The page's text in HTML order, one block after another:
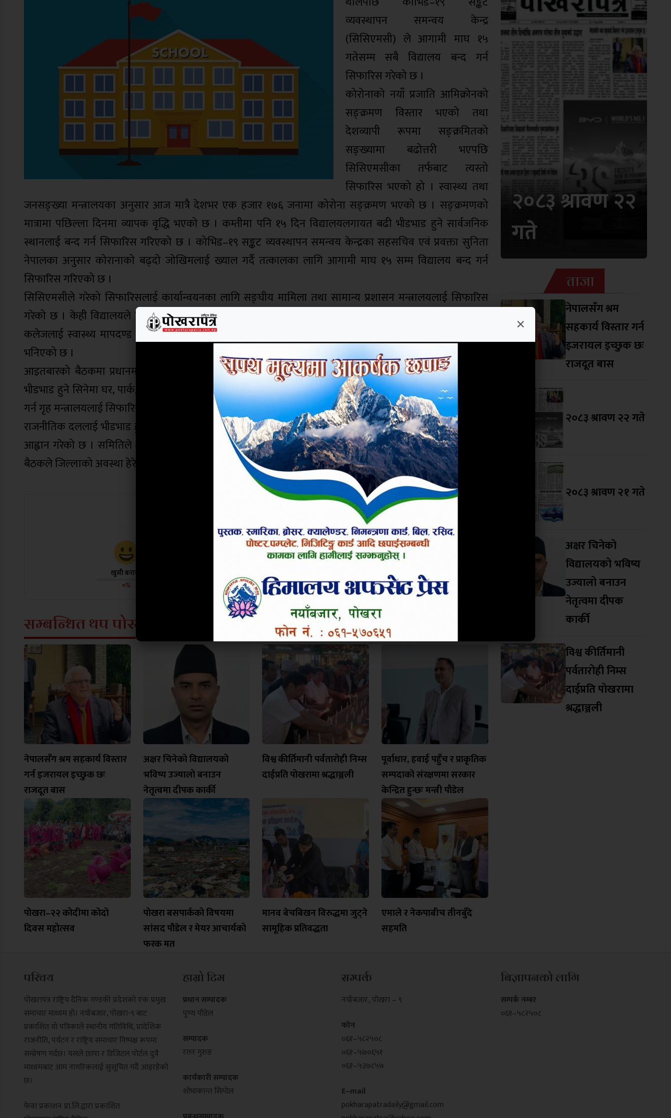
व्यवस्थापन समन्वय केन्द्र
(सिसिएमसी) ले आगामी माघ १५
गतेसम्म सबै विद्यालय बन्द गर्न
सिफारिस गरेको छ ।
कोरोनाको नयाँ प्रजाति आमिक्रोनको
सङ्क्रमण विस्तार भएको तथा
देशव्यापी रूपमा सङ्क्रमितको
सङ्ख्यामा बढोत्तरी भएपछि
सिसिएमसीका तर्फबाट त्यस्तो
सिफारिस भएको हो । स्वास्थ्य तथा
जनसङ्ख्या मन्त्रालयका अनुसार आज मात्रै देशभर एक हजार १७६ जनामा कोरोना सङ्क्रमण भएको छ । सङ्क्रमणको
मात्रामा पछिल्ला दिनमा व्यापक वृद्धि भएको छ । कम्तीमा पनि १५ दिन विद्यालयलगायत बढी भीडभाड हुने सार्वजनिक
स्थानलाई बन्द गर्न सिफारिस गरिएको छ । कोभिड–१९ सङ्कट व्यवस्थापन समन्वय केन्द्रका सहसचिव एवं प्रवक्ता सुनिता
नेपालका अनुसार कोरानाको बढ्दो जोखिमलाई ख्याल गर्दै तत्कालका लागि आगामी माघ १५ सम्म विद्यालय बन्द गर्न
सिफारिस गरिएको छ ।
सिसिएमसीले गरेको सिफारिसलाई कार्यान्वयनका लागि सङ्घीय मामिला तथा सामान्य प्रशासन मन्त्रालयलाई सिफारिस
गरेको छ । केही विद्यालयले हिउँदे बिदा गरेका छन् । केही विद्यालय तथा कलेजमा परीक्षा जारी छ । परीक्षा जारी रहेका
कलेजलाई स्वास्थ्य मापदण्ड अपनाउन भनिएको छ । हिउँदे बिदा गरेका विद्यालयलाई भने आगामी माघ १५ सम्म लैजान
भनिएको छ ।
आइतबारको बैठकमा प्रधानमन्त्री तथा मन्त्रिपरिषद् कार्यालयका राज्यमन्त्री उमेश श्रेष्ठको उपस्थिति थियो । बैठकले बढी
भीडभाड हुने सिनेमा घर, पार्क, सार्वजनिक स्थानमा जाँदा अनिवार्यरूपमा खोप लगाएको प्रमाणपत्र देखाउनुपर्ने व्यवस्था लागू
गर्न गृह मन्त्रालयलाई सिफारिस गरेको छ ।
राजनीतिक दललाई भीडभाड हुने कुनै पनि भेला तथा समारोहको आयोजना नगर्न र महोत्सवलगायत कार्यक्रम नगर्न बैठकले
आह्वान गरेको छ । समितिले २५ जनाभन्दा बढी सहभागी हुने गरी कुनै पनि कार्यक्रमको आयोजना नगर्न आग्रह गरेको छ ।
बैठकले जिल्लाको अवस्था हेरे थप कदम चाल्ने जिम्मा प्रमुख जिल्ला अधिकारीलाई दिएको छ ।
यो खबर पढेर तपाईलाई कस्तो लाग्यो ?
खुसी बनायो
०% ०% ०%
आक्रोशित बनायो
०%
सम्बन्धित थप पोस्टहरू
नेपालसँग श्रम सहकार्य विस्तार
गर्न इजरायल इच्छुक छः
राजदूत बास
अक्षर चिनेको विद्यालयको
भविष्य उज्यालो बनाउन
नेतृत्वमा दीपक कार्की
विश्व कीर्तिमानी पर्वतारोही निम्स
दाईप्रति पोखरामा श्रद्धाञ्जली
पूर्वाधार, हवाई पहुँच र प्राकृतिक
सम्पदाको संरक्षणमा सरकार
केन्द्रित हुन्छः मन्त्री पौडेल
पोखरा–२२ कोदीमा कोदो
दिवस महोत्सव
पोखरा बसपार्कको विषयमा
सांसद पौडेल र मेयर आचार्यको
फरक मत
मानव बेचबिखन विरुद्धमा जुट्ने
सामूहिक प्रतिवद्धता
एमाले र नेकपाबीच तीनबुँदे
सहमति
२०८३ श्रावण २२
गते
ताजा
नेपालसँग श्रम
सहकार्य विस्तार गर्न
इजरायल इच्छुक छः
राजदूत बास
२०८३ श्रावण २२ गते
२०८३ श्रावण २१ गते
अक्षर चिनेको
विद्यालयको भविष्य
उज्यालो बनाउन
नेतृत्वमा दीपक
कार्की
विश्व कीर्तिमानी
पर्वतारोही निम्स
दाईप्रति पोखरामा
श्रद्धाञ्जली
परिचय
पोखरापत्र राष्ट्रिय दैनिक गण्डकी प्रदेशको एक प्रमुख
समाचार माध्यम हो। नयाँबजार, पोखरा-९ बाट
प्रकाशित यो पत्रिकाले स्थानीय गतिविधि, प्रादेशिक
राजनीति, पर्यटन र राष्ट्रिय समाचार निष्पक्ष रूपमा
सम्प्रेषण गर्दछ। यसले छापा र डिजिटल पोर्टल दुवै
माध्यमबाट आम नागरिकलाई सुसूचित गर्दै आइरहेको
छ।
फेवा प्रकाशन प्रा.लि.द्वारा प्रकाशित
हाम्रो टिम
प्रधान सम्पादक
पुण्य पौडेल
सम्पादक
रतन गुरुङ
कार्यकारी सम्पादक
शोभाकान्त सिग्देल
सम्पर्क
नयाँबजार , पोखरा – ९
फोन
०६१–५८२५०८
०६१–५७०६५१
०६१–५३७८५७
E–mail
pokharapatradaily@gmail.com
बिज्ञापनको लागि
सम्पर्क नम्बर
०६१–५८२५०८
×